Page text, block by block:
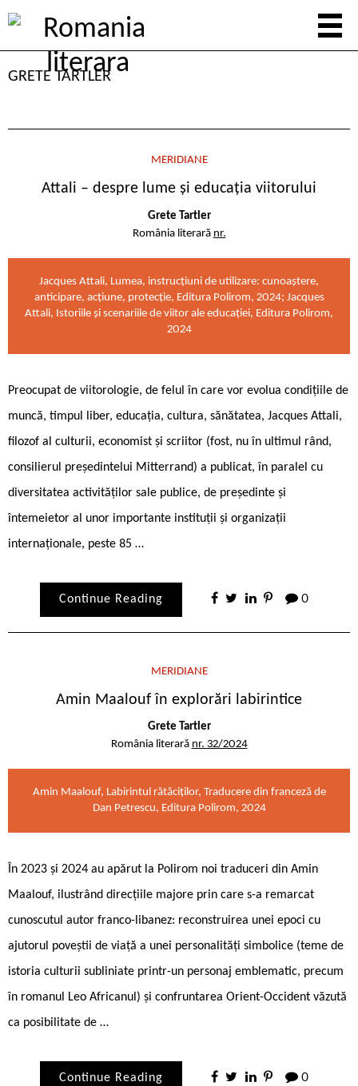
GRETE TARTLER
MERIDIANE
Attali – despre lume și educația viitorului
Grete Tartler
România literară nr.
Jacques Attali, Lumea, instrucţiuni de utilizare: cunoaştere,
anticipare, acţiune, protecţie, Editura Polirom, 2024; Jacques
Attali, Istoriile şi scenariile de viitor ale educaţiei, Editura Polirom,
2024
Preocupat de viitorologie, de felul în care vor evolua condițiile de
muncă, timpul liber, educația, cultura, sănătatea, Jacques Attali,
filozof al culturii, economist și scriitor (fost, nu în ultimul rând,
consilierul președintelui Mitterrand) a publicat, în paralel cu
diversitatea activităților sale publice, de președinte și
întemeietor al unor importante instituții și organizații
internaționale, peste 85 …
Continue Reading 0
MERIDIANE
Amin Maalouf în explorări labirintice
Grete Tartler
România literară nr. 32/2024
Amin Maalouf, Labirintul rătăciților, Traducere din franceză de
Dan Petrescu, Editura Polirom, 2024
În 2023 și 2024 au apărut la Polirom noi traduceri din Amin
Maalouf, ilustrând direcțiile majore prin care s-a remarcat
cunoscutul autor franco-libanez: reconstruirea unei epoci cu
ajutorul poveștii de viață a unei personalități simbolice (teme de
istoria culturii subliniate printr-un personaj emblematic, precum
în romanul Leo Africanul) și confruntarea Orient-Occident văzută
ca posibilitate de …
Continue Reading 0